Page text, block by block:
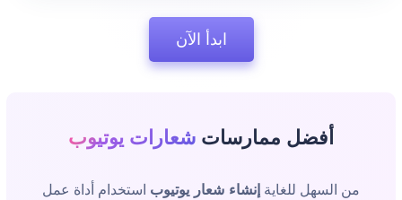
ابدأ الآن
أفضل ممارسات شعارات يوتيوب
من السهل للغاية إنشاء شعار يوتيوب استخدام أداة عمل